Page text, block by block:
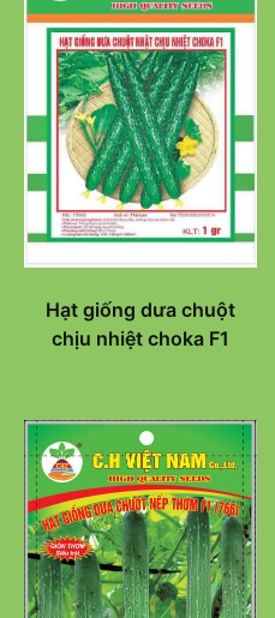
Hạt giống dưa chuột
chịu nhiệt choka F1